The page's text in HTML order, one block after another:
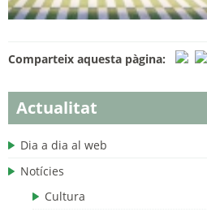
Actualitat
Dia a dia al web
Notícies
Cultura
Comparteix aquesta pàgina: